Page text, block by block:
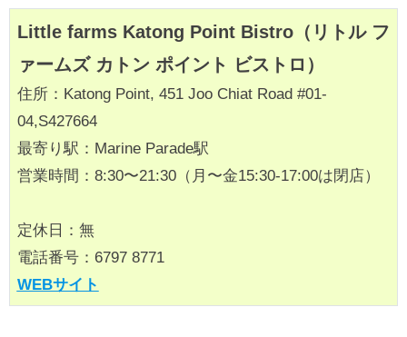
Little farms Katong Point Bistro（リトル フ
ァームズ カトン ポイント ビストロ）
住所：Katong Point, 451 Joo Chiat Road #01-
04,S427664
最寄り駅：Marine Parade駅
営業時間：8:30〜21:30（月〜金15:30-17:00は閉店）
定休日：無
電話番号：6797 8771
WEBサイト